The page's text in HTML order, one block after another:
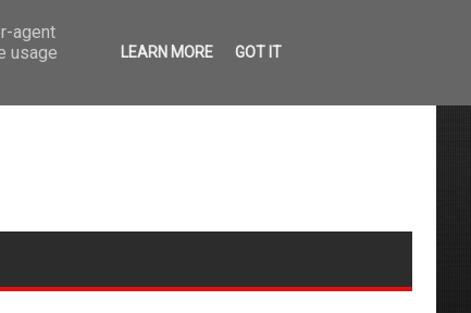
agent
usage
LEARN MORE GOT IT